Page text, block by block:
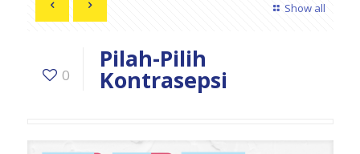
Show all
0
Pilah-Pilih
Kontrasepsi